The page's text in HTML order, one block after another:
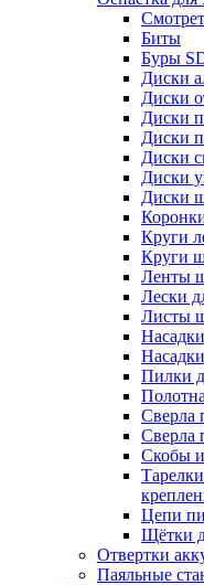
Биты
Буры
Диски
Диски
Диски
Диски
Диски
Диски
Диски
Круги
Круги
Ленты
Лески
Листы
Пилки
Сверла
Сверла
Скобы и
Цепи
Щётки
Отвертки
Паяльные